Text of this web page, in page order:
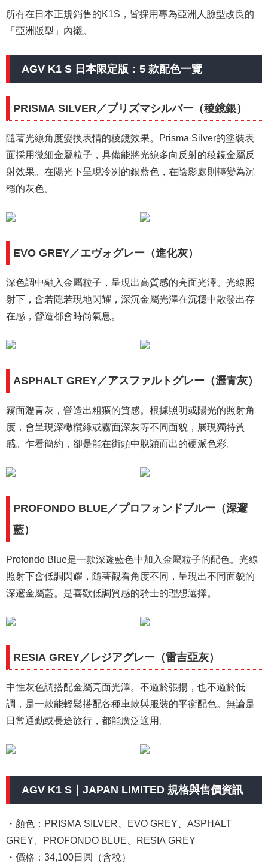
所有在日本正規銷售的K1S，皆採用專為亞洲人臉型改良的
「亞洲版型」內襯。
AGV K1 S 日本限定版：5 款配色一覽
PRISMA SILVER／プリズマシルバー（稜鏡銀）
隨著光線角度變換表情的稜鏡效果。Prisma Silver的塗裝表
面採用微細金屬粒子，具備能將光線多向反射的稜鏡金屬反
射效果。在陽光下呈現冷冽的銀藍色，在陰影處則轉變為沉
穩的灰色。
EVO GREY／エヴォグレー（進化灰）
深色調中融入金屬粒子，呈現出高質感的亮面光澤。光線照
射下，會若隱若現地閃耀，深沉金屬光澤在沉穩中散發出存
在感，營造都會時尚氣息。
ASPHALT GREY／アスファルトグレー（瀝青灰）
霧面瀝青灰，營造出粗獷的質感。根據照明或陽光的照射角
度，會呈現深橄欖綠或霧面深灰等不同面貌，展現獨特質
感。乍看簡約，卻是能在街頭中脫穎而出的硬派色彩。
PROFONDO BLUE／プロフォンドブルー（深邃
藍）
Profondo Blue是一款深邃藍色中加入金屬粒子的配色。光線
照射下會低調閃耀，隨著觀看角度不同，呈現出不同面貌的
深邃金屬藍。是喜歡低調質感的騎士的理想選擇。
RESIA GREY／レジアグレー（雷吉亞灰）
中性灰色調搭配金屬亮面光澤。不過於張揚，也不過於低
調，是一款能輕鬆搭配各種車款與服裝的平衡配色。無論是
日常通勤或長途旅行，都能廣泛適用。
AGV K1 S｜JAPAN LIMITED 規格與售價資訊
・顏色：PRISMA SILVER、EVO GREY、ASPHALT
GREY、PROFONDO BLUE、RESIA GREY
・價格：34,100日圓（含稅）